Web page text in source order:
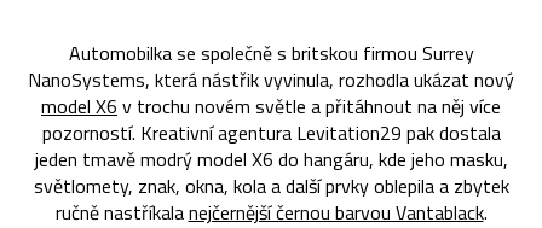
Automobilka se společně s britskou firmou Surrey
NanoSystems, která nástřik vyvinula, rozhodla ukázat nový
model X6 v trochu novém světle a přitáhnout na něj více
pozorností. Kreativní agentura Levitation29 pak dostala
jeden tmavě modrý model X6 do hangáru, kde jeho masku,
světlomety, znak, okna, kola a další prvky oblepila a zbytek
ručně nastříkalanejčernější černou barvou Vantablack.